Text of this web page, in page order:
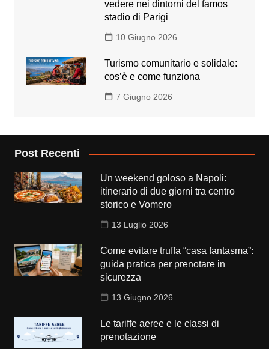
vedere nei dintorni del famos
stadio di Parigi
10 Giugno 2026
Turismo comunitario e solidale:
cos’è e come funziona
7 Giugno 2026
Post Recenti
Un weekend goloso a Napoli:
itinerario di due giorni tra centro
storico e Vomero
13 Luglio 2026
Come evitare truffa “casa fantasma”:
guida pratica per prenotare in
sicurezza
13 Giugno 2026
Le tariffe aeree e le classi di
prenotazione